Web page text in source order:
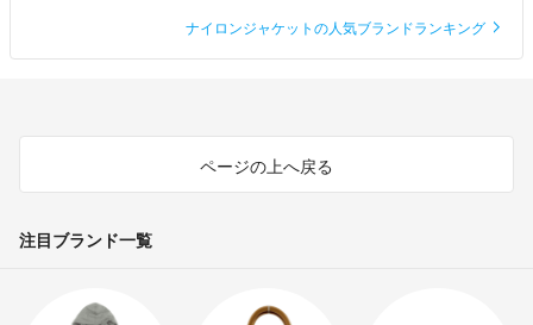
ナイロンジャケットの人気ブランドランキング
ページの上へ戻る
注目ブランド一覧